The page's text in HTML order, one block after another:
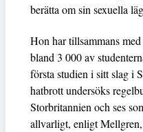
berätta om sin sexuella
Hon har tillsammans
bland 3 000 av
första studien i sitt slag i
hatbrott undersöks
Storbritannien och ses
allvarligt, enligt